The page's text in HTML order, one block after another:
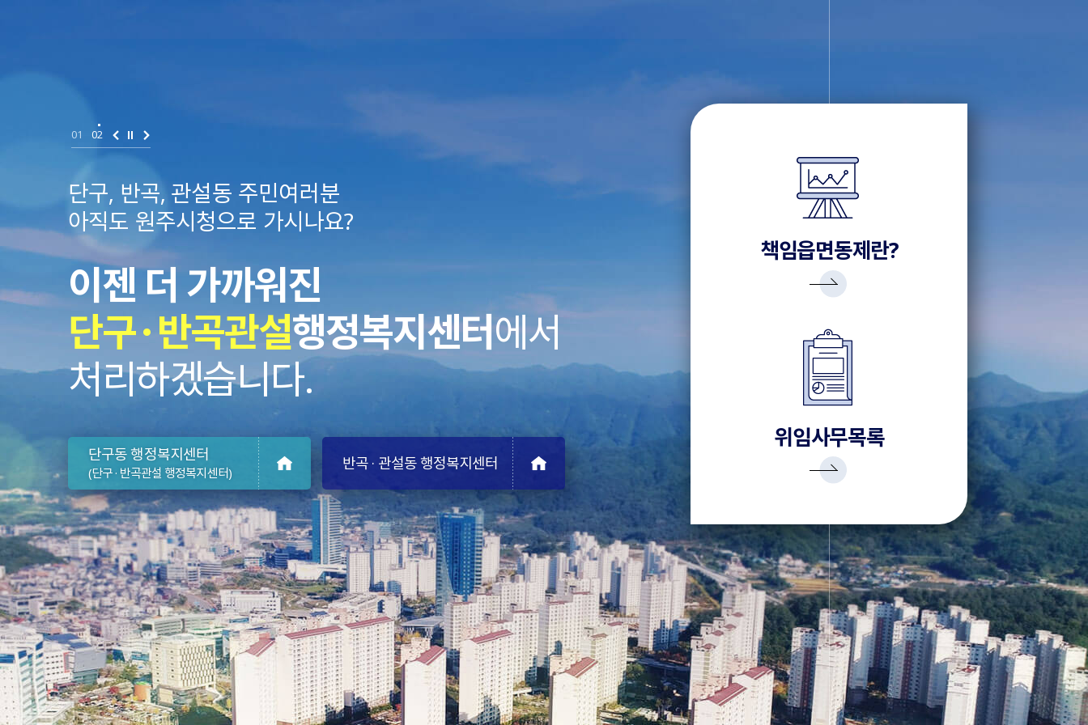
01 02
단구, 반곡, 관설동 주민여러분
아직도 원주시청으로 가시나요?
이젠 더 가까워진
단구·반곡관설행정복지센터에서
처리하겠습니다.
단구동행정복지센터
(단구 · 반곡관설 행정복지센터) 반곡 · 관설동행정복지센터
책임읍면동제란?
위임사무목록